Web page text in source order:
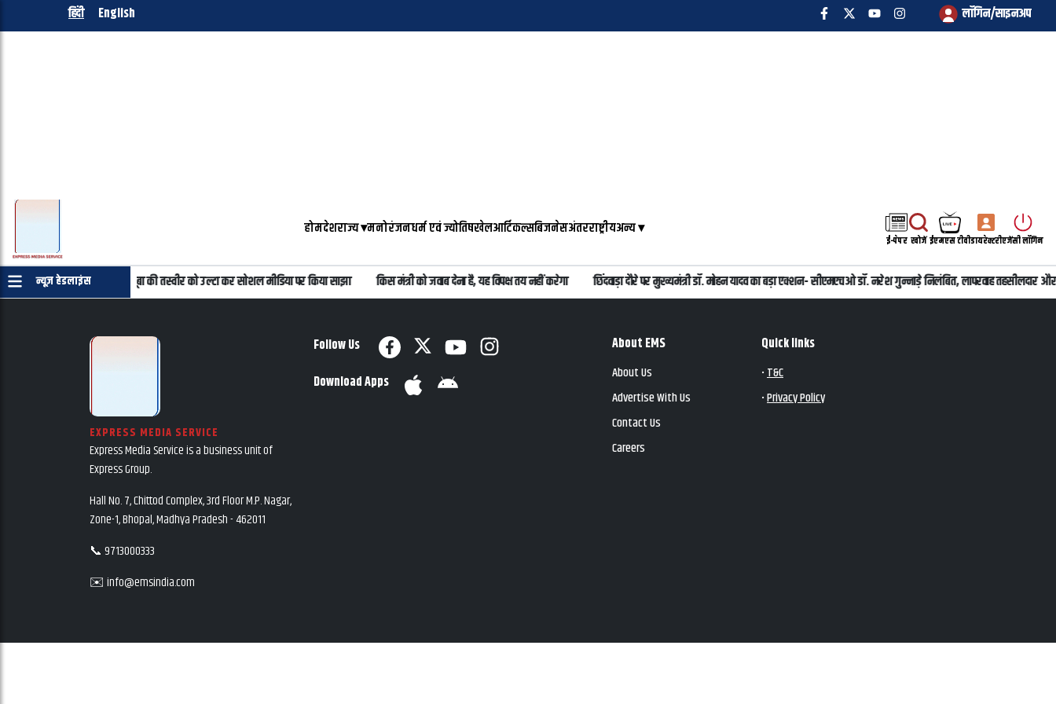
हिंदी English लॉगिन/साइनअप
होमदेशराज्य▾मनोरंजनधर्म एवं ज्योतिषखेलआर्टिकल्सबिजनेसअंतरराष्ट्रीयअन्य▾
ई-पेपर खोजें ईएमएस टीवीडायरेक्टरीएजेंसी लॉगिन
न्यूज़ हेडलाइंस
की जरुरत नहीं महबूबा की तस्वीर को उल्टा कर सोशल मीडिया पर किया साझा किस मंत्री को जवाब देना है, यह विपक्ष तय नहीं करेगा छिंदवाड़ा दौरे पर मुख्यमंत्री डॉ. मोहन यादव का बड़ा एक्शन- सीएमएचओ डॉ. नरेश गुन्नाड़े निलंबित, लापरवाह तहसीलदार और
EXPRESS MEDIA SERVICE
Express Media Service is a business unit of
Express Group.
Hall No. 7, Chittod Complex, 3rd Floor M.P. Nagar,
Zone-1, Bhopal, Madhya Pradesh - 462011
📞 9713000333
✉️ info@emsindia.com
Follow Us
Download Apps
About EMS
About Us
Advertise With Us
Contact Us
Careers
Quick links
•T&C
•Privacy Policy